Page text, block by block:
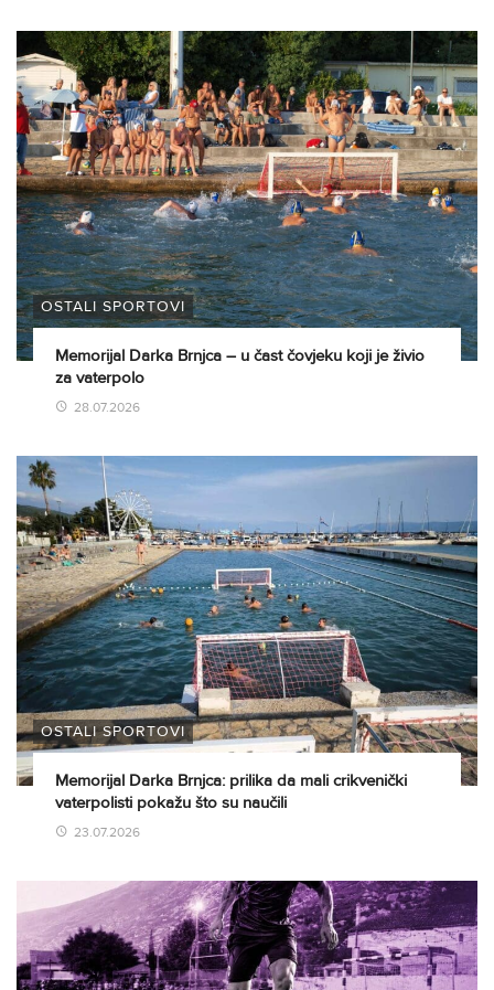
OSTALI SPORTOVI
Memorijal Darka Brnjca – u čast čovjeku koji je živio
za vaterpolo
28.07.2026
OSTALI SPORTOVI
Memorijal Darka Brnjca: prilika da mali crikvenički
vaterpolisti pokažu što su naučili
23.07.2026